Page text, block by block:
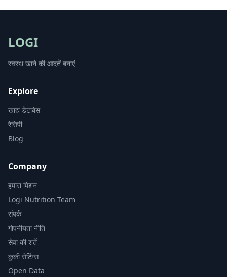
LOGI
स्वस्थ खाने की आदतें बनाएं
Explore
खाद्य डेटाबेस
रेसिपी
Blog
Company
हमारा मिशन
Logi Nutrition Team
संपर्क
गोपनीयता नीति
सेवा की शर्तें
कुकी सेटिंग्स
Open Data